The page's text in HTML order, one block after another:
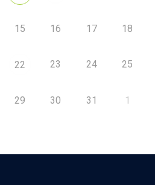
15 16 17 18
22 23 24 25
29 30 31 1